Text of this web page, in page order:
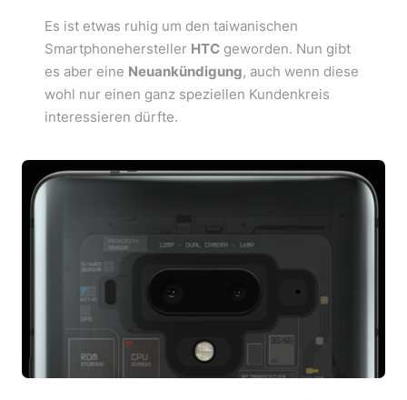
Es ist etwas ruhig um den taiwanischen
Smartphonehersteller HTCgeworden. Nun gibt
es aber eine Neuankündigung, auch wenn diese
wohl nur einen ganz speziellen Kundenkreis
interessieren dürfte.